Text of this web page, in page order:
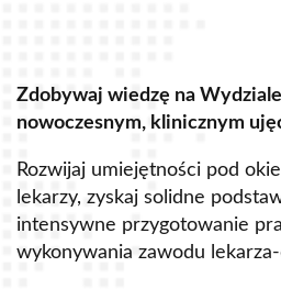
Zdobywaj wiedzę na
nowoczesnym, klinicznym
Rozwijaj umiejętności pod
lekarzy, zyskaj solidne
intensywne przygotowanie
wykonywania zawodu